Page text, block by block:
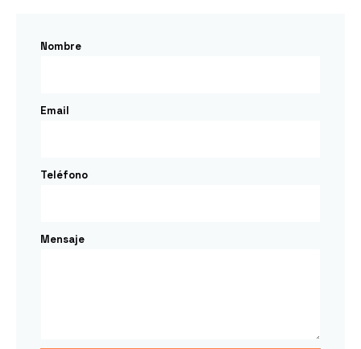
Nombre
Email
Teléfono
Mensaje